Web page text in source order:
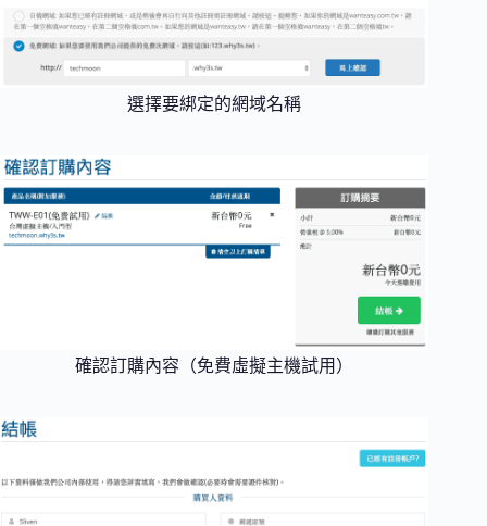
選擇要綁定的網域名稱
確認訂購內容（免費虛擬主機試用）